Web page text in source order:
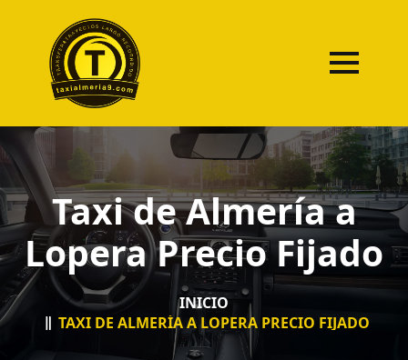
Taxi de Almería a
Lopera Precio Fijado
INICIO
TAXI DE ALMERÍA A LOPERA PRECIO FIJADO